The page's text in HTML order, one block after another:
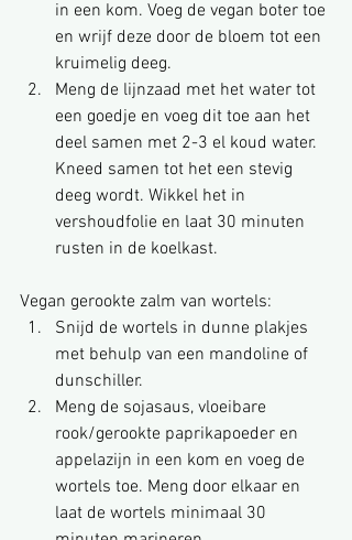
in een kom. Voeg de vegan boter toe
en wrijf deze door de bloem tot een
kruimelig deeg.
Meng de lijnzaad met het water tot
een goedje en voeg dit toe aan het
deel samen met 2-3 el koud water.
Kneed samen tot het een stevig
deeg wordt. Wikkel het in
vershoudfolie en laat 30 minuten
rusten in de koelkast.
Vegan gerookte zalm van wortels:
Snijd de wortels in dunne plakjes
met behulp van een mandoline of
dunschiller.
Meng de sojasaus, vloeibare
rook/gerookte paprikapoeder en
appelazijn in een kom en voeg de
wortels toe. Meng door elkaar en
laat de wortels minimaal 30